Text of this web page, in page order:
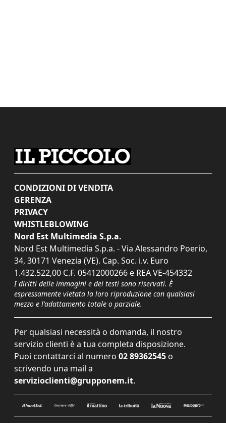
CONDIZIONI DI VENDITA
GERENZA
PRIVACY
WHISTLEBLOWING
Nord Est Multimedia S.p.a.
Nord Est Multimedia S.p.a. - Via Alessandro Poerio,
34, 30171 Venezia (VE). Cap. Soc. i.v. Euro
1.432.522,00 C.F. 05412000266 e REA VE-454332
I diritti delle immagini e dei testi sono riservati. È
espressamente vietata la loro riproduzione con qualsiasi
mezzo e l'adattamento totale o parziale.
Per qualsiasi necessità o domanda, il nostro
servizio clienti è a tua completa disposizione.
Puoi contattarci al numero 02 89362545 o
scrivendo una mail a
servizioclienti@grupponem.it.